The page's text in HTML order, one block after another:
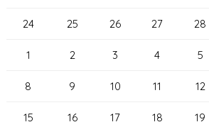
24 25 26 27 28
1 2 3 4 5
8 9 10 11 12
15 16 17 18 19